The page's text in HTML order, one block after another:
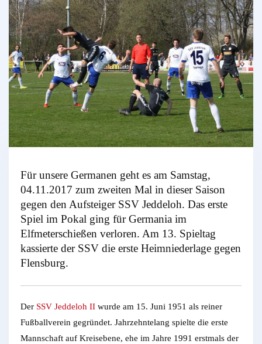
Für unsere Germanen geht es am Samstag,
04.11.2017 zum zweiten Mal in dieser Saison
gegen den Aufsteiger SSV Jeddeloh. Das erste
Spiel im Pokal ging für Germania im
Elfmeterschießen verloren. Am 13. Spieltag
kassierte der SSV die erste Heimniederlage gegen
Flensburg.
Der SSV Jeddeloh II wurde am 15. Juni 1951 als reiner
Fußballverein gegründet. Jahrzehntelang spielte die erste
Mannschaft auf Kreisebene, ehe im Jahre 1991 erstmals der